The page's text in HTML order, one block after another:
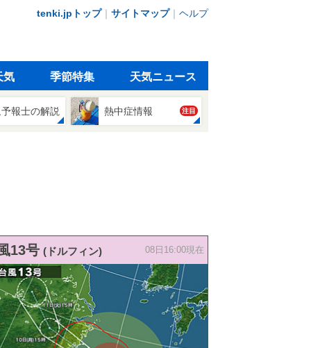
tenki.jpトップ｜ サイトマップ｜ ヘルプ
気 季節特集 天気ニュース
報士の解説 熱中症情報 注目
13号 (ドルフィン) 08日16:00現在